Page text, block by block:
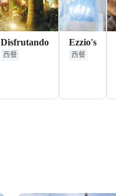
Disfrutando
西餐
Ezzio's
西餐